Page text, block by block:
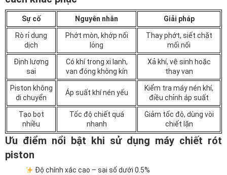
Sự cố Nguyên nhân Giải pháp
Rò rỉ dung
dịch
Phớt mòn, khớp nối
lỏng
Thay phớt, siết chặt
mối nối
Định lượng
sai
Có khí trong xi lanh,
van đóng không kín
Xả khí, vệ sinh hoặc
thay van
Piston không
di chuyển
Áp suất khí nén yếu
Kiểm tra máy nén khí,
điều chỉnh áp suất
Tạo bọt
nhiều
Tốc độ chiết quá
nhanh
Giảm tốc độ, dùng vòi
chiết lặn
Ưu điểm nổi bật khi sử dụng máy chiết rót
piston
Độ chính xác cao – sai số dưới 0.5%